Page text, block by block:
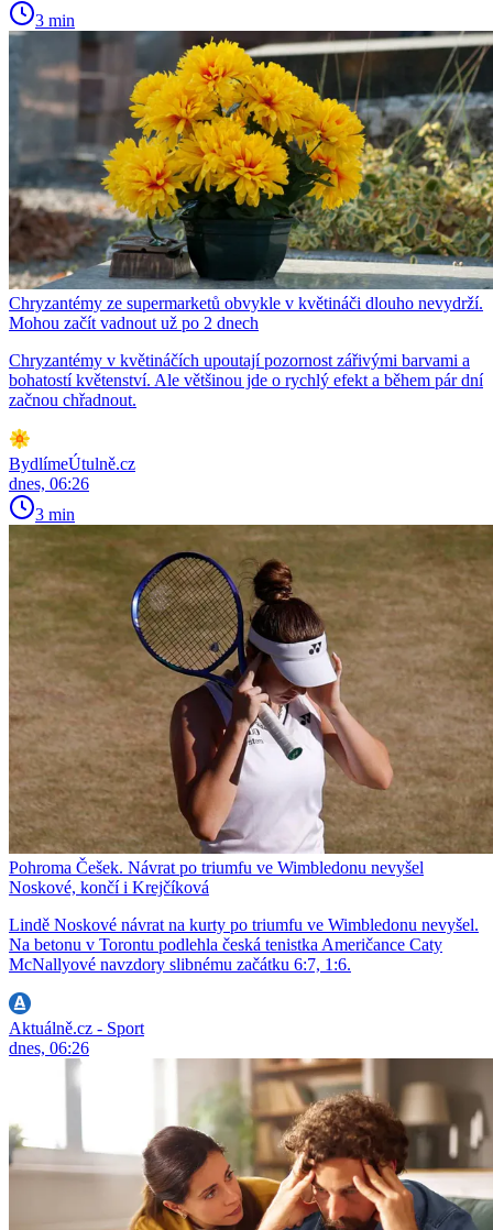
3 min
Chryzantémy ze supermarketů obvykle v květináči dlouho nevydrží.
Mohou začít vadnout už po 2 dnech
Chryzantémy v květináčích upoutají pozornost zářivými barvami a
bohatostí květenství. Ale většinou jde o rychlý efekt a během pár dní
začnou chřadnout.
BydlímeÚtulně.cz
dnes, 06:26
3 min
Pohroma Češek. Návrat po triumfu ve Wimbledonu nevyšel
Noskové, končí i Krejčíková
Lindě Noskové návrat na kurty po triumfu ve Wimbledonu nevyšel.
Na betonu v Torontu podlehla česká tenistka Američance Caty
McNallyové navzdory slibnému začátku 6:7, 1:6.
Aktuálně.cz - Sport
dnes, 06:26